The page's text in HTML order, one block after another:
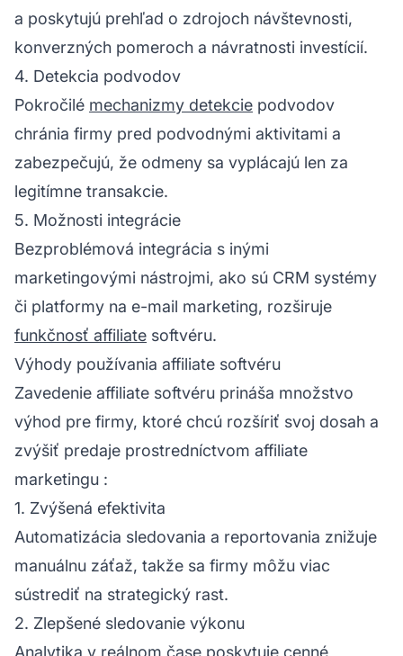
a poskytujú prehľad o zdrojoch návštevnosti,
konverzných pomeroch a návratnosti investícií.
4. Detekcia podvodov
Pokročilé mechanizmy detekcie podvodov
chránia firmy pred podvodnými aktivitami a
zabezpečujú, že odmeny sa vyplácajú len za
legitímne transakcie.
5. Možnosti integrácie
Bezproblémová integrácia s inými
marketingovými nástrojmi, ako sú CRM systémy
či platformy na e-mail marketing, rozširuje
funkčnosť affiliate softvéru.
Výhody používania affiliate softvéru
Zavedenie affiliate softvéru prináša množstvo
výhod pre firmy, ktoré chcú rozšíriť svoj dosah a
zvýšiť predaje prostredníctvom affiliate
marketingu :
1. Zvýšená efektivita
Automatizácia sledovania a reportovania znižuje
manuálnu záťaž, takže sa firmy môžu viac
sústrediť na strategický rast.
2. Zlepšené sledovanie výkonu
Analytika v reálnom čase poskytuje cenné